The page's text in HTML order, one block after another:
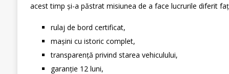
acest timp și-a păstrat misiunea de a face lucrurile diferit
rulaj de bord certificat,
mașini cu istoric complet,
transparență privind starea vehiculului,
garanție 12 luni,